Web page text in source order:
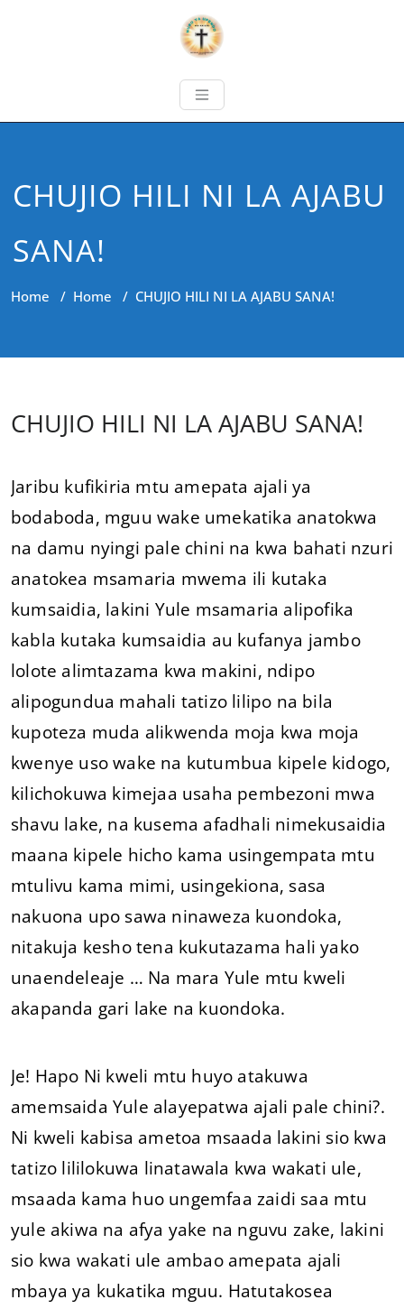
CHUJIO HILI NI LA AJABU
SANA!
Home / Home / CHUJIO HILI NI LA AJABU SANA!
CHUJIO HILI NI LA AJABU SANA!
Jaribu kufikiria mtu amepata ajali ya
bodaboda, mguu wake umekatika anatokwa
na damu nyingi pale chini na kwa bahati nzuri
anatokea msamaria mwema ili kutaka
kumsaidia, lakini Yule msamaria alipofika
kabla kutaka kumsaidia au kufanya jambo
lolote alimtazama kwa makini, ndipo
alipogundua mahali tatizo lilipo na bila
kupoteza muda alikwenda moja kwa moja
kwenye uso wake na kutumbua kipele kidogo,
kilichokuwa kimejaa usaha pembezoni mwa
shavu lake, na kusema afadhali nimekusaidia
maana kipele hicho kama usingempata mtu
mtulivu kama mimi, usingekiona, sasa
nakuona upo sawa ninaweza kuondoka,
nitakuja kesho tena kukutazama hali yako
unaendeleaje … Na mara Yule mtu kweli
akapanda gari lake na kuondoka.
Je! Hapo Ni kweli mtu huyo atakuwa
amemsaida Yule alayepatwa ajali pale chini?.
Ni kweli kabisa ametoa msaada lakini sio kwa
tatizo lililokuwa linatawala kwa wakati ule,
msaada kama huo ungemfaa zaidi saa mtu
yule akiwa na afya yake na nguvu zake, lakini
sio kwa wakati ule ambao amepata ajali
mbaya ya kukatika mguu. Hatutakosea